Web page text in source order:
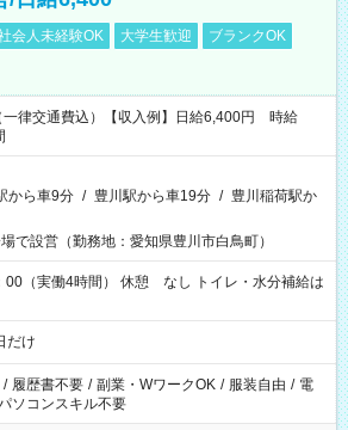
会人未経験OK 大学生歓迎
ブランクOK
一律交通費込）【収入例】日給6,400円 時給
から車9分 / 豊川駅から車19分 / 豊川稲荷駅か
で設営（勤務地：愛知県豊川市白鳥町）
） 休憩 なし トイレ・水分補給は
だけ
/ 履歴書不要 / 副業・WワークOK / 服装自由 / 電
ソコンスキル不要